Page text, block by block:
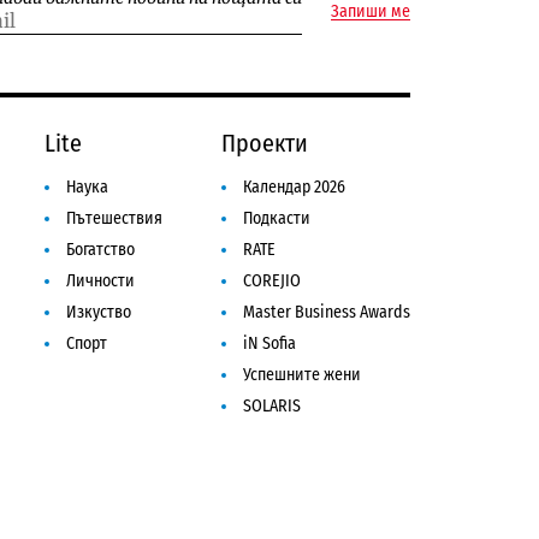
Запиши ме
Lite
Наука
Пътешествия
Богатство
Личности
Изкуство
Спорт
Проекти
Календар 2026
Подкасти
RATE
COREJIO
Master Business Awards
iN Sofia
Успешните жени
SOLARIS